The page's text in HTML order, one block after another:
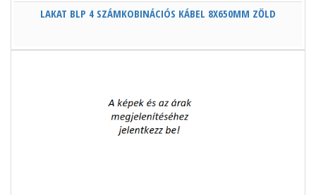
LAKAT BLP 4 SZÁMKOBINÁCIÓS KÁBEL 8X650MM ZŐLD